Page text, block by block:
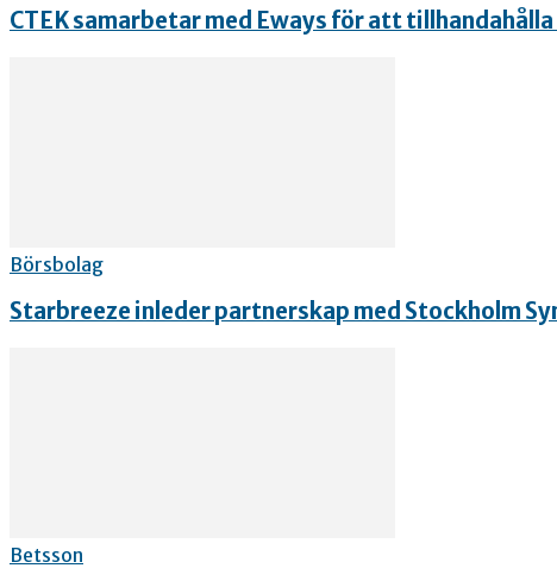
CTEK samarbetar med Eways för att
Börsbolag
Starbreeze inleder partnerskap med Stockholm
Betsson